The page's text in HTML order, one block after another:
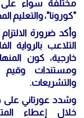
مختلفة سواء على
"كورونا"، والتعليم
وأكد ضرورة
التلاعب بالرواية
خارجية، كون
ومستندات
والتشريعات.
وشدد عورتاني على
خلال إعطاء